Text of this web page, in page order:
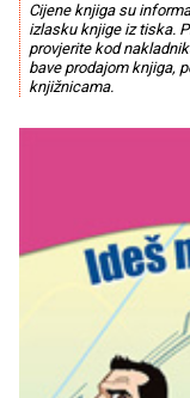
Cijene knjiga su
izlasku knjige iz tiska.
provjerite kod
bave prodajom knjiga,
knjižnicama.